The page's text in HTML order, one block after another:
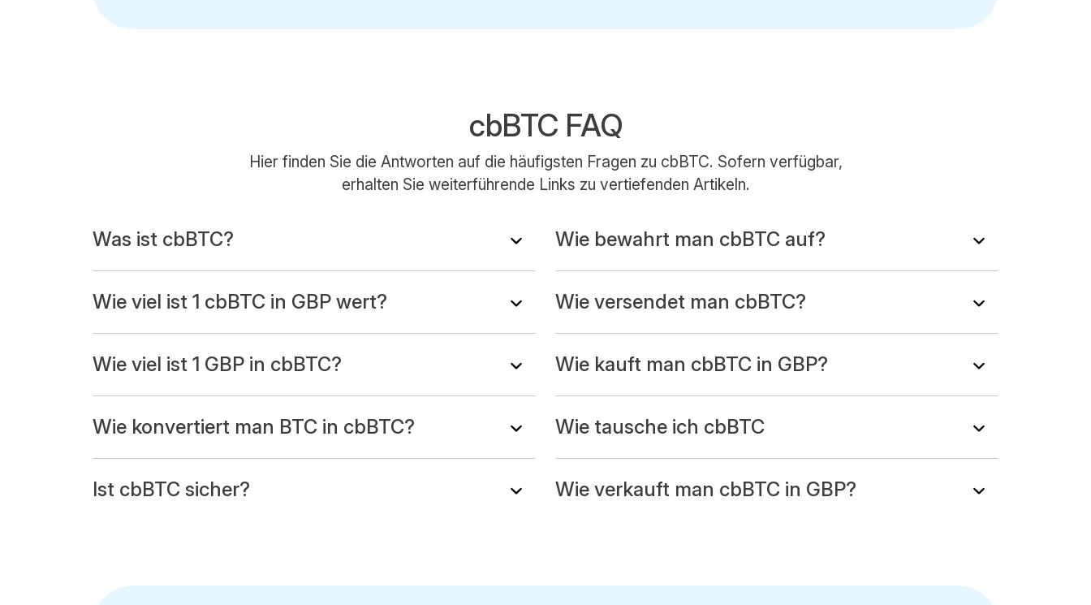
cbBTC FAQ
Hier finden Sie die Antworten auf die häufigsten Fragen zu cbBTC. Sofern verfügbar,
erhalten Sie weiterführende Links zu vertiefenden Artikeln.
Was ist cbBTC?
Wie viel ist 1 cbBTC in GBP wert?
Wie viel ist 1 GBP in cbBTC?
Wie konvertiert man BTC in cbBTC?
Ist cbBTC sicher?
Wie bewahrt man cbBTC auf?
Wie versendet man cbBTC?
Wie kauft man cbBTC in GBP?
Wie tausche ich cbBTC
Wie verkauft man cbBTC in GBP?